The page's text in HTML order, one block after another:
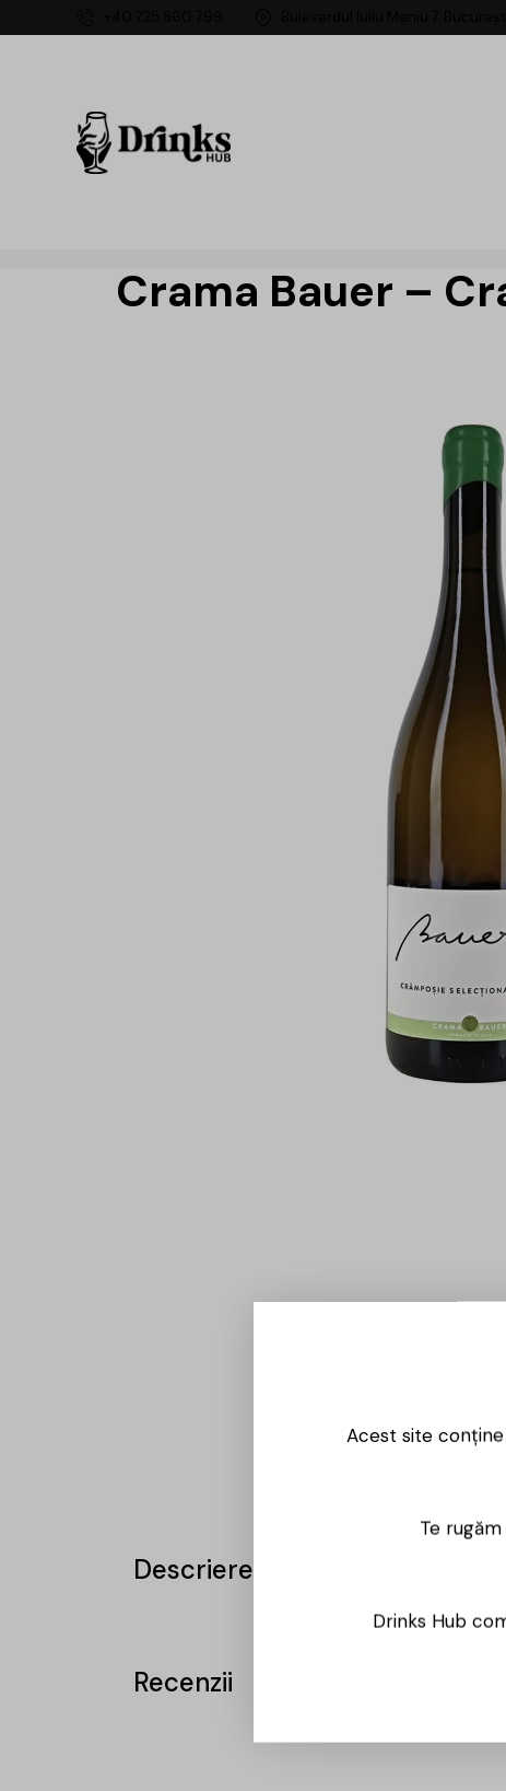
Crama Bauer –
Descriere
Recenzii
Acest site
Te
Drinks Hub